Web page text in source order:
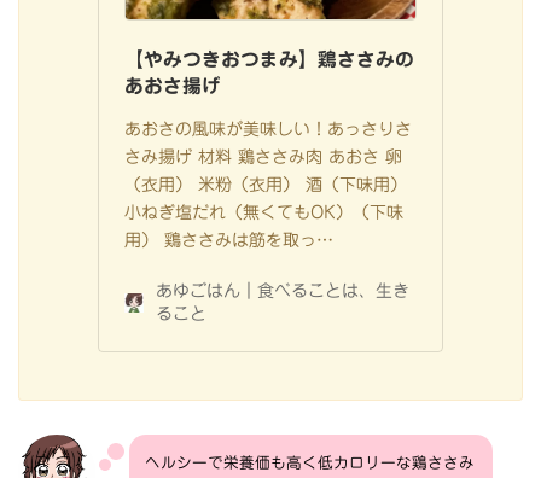
【やみつきおつまみ】鶏ささみの
あおさ揚げ
あおさの風味が美味しい！あっさりさ
さみ揚げ 材料 鶏ささみ肉 あおさ 卵
（衣用） 米粉（衣用） 酒（下味用）
小ねぎ塩だれ（無くてもOK）（下味
用） 鶏ささみは筋を取っ…
あゆごはん｜食べることは、生き
ること
ヘルシーで栄養価も高く低カロリーな鶏ささみ